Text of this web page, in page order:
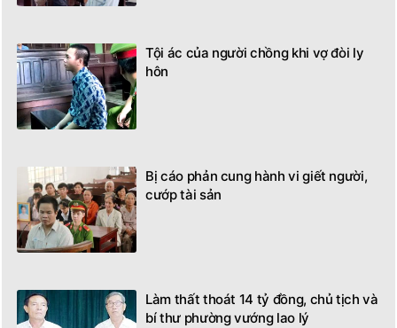
Tội ác của người chồng khi vợ đòi ly
hôn
Bị cáo phản cung hành vi giết người,
cướp tài sản
Làm thất thoát 14 tỷ đồng, chủ tịch và
bí thư phường vướng lao lý